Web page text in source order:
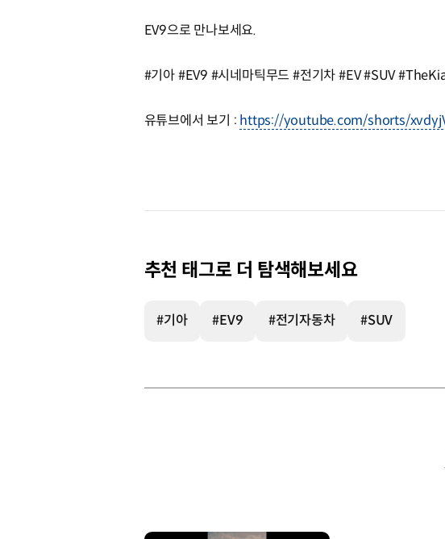
EV9으로 만나보세요.
#기아 #EV9 #시네마틱무드 #전기차 #EV #SUV
유튜브에서 보기 : https://youtube.com/shorts/
추천 태그로 더 탐색해보세요
#기아 #EV9 #전기자동차 #SUV